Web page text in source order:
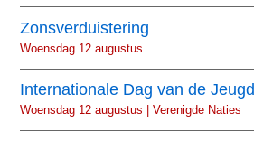
Zonsverduistering
Woensdag 12 augustus
Internationale Dag van de Jeugd
Woensdag 12 augustus | Verenigde Naties